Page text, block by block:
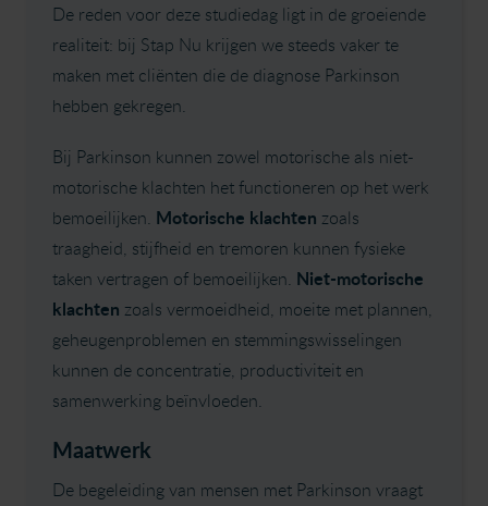
De reden voor deze studiedag ligt in de groeiende
realiteit: bij Stap Nu krijgen we steeds vaker te
maken met cliënten die de diagnose Parkinson
hebben gekregen.
Bij Parkinson kunnen zowel motorische als niet-
motorische klachten het functioneren op het werk
bemoeilijken. Motorische klachten zoals
traagheid, stijfheid en tremoren kunnen fysieke
taken vertragen of bemoeilijken. Niet-motorische
klachten zoals vermoeidheid, moeite met plannen,
geheugenproblemen en stemmingswisselingen
kunnen de concentratie, productiviteit en
samenwerking beïnvloeden.
Maatwerk
De begeleiding van mensen met Parkinson vraagt